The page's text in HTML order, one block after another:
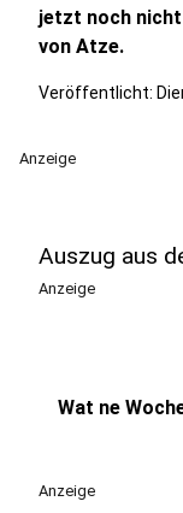
jetzt noch nicht
von Atze.
Veröffentlicht:
Anzeige
Auszug aus
Anzeige
Wat ne
Anzeige